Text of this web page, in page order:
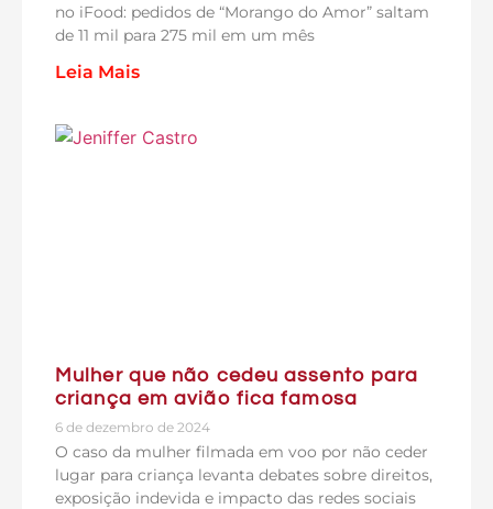
no iFood: pedidos de “Morango do Amor” saltam
de 11 mil para 275 mil em um mês
Leia Mais
Mulher que não cedeu assento para
criança em avião fica famosa
6 de dezembro de 2024
O caso da mulher filmada em voo por não ceder
lugar para criança levanta debates sobre direitos,
exposição indevida e impacto das redes sociais